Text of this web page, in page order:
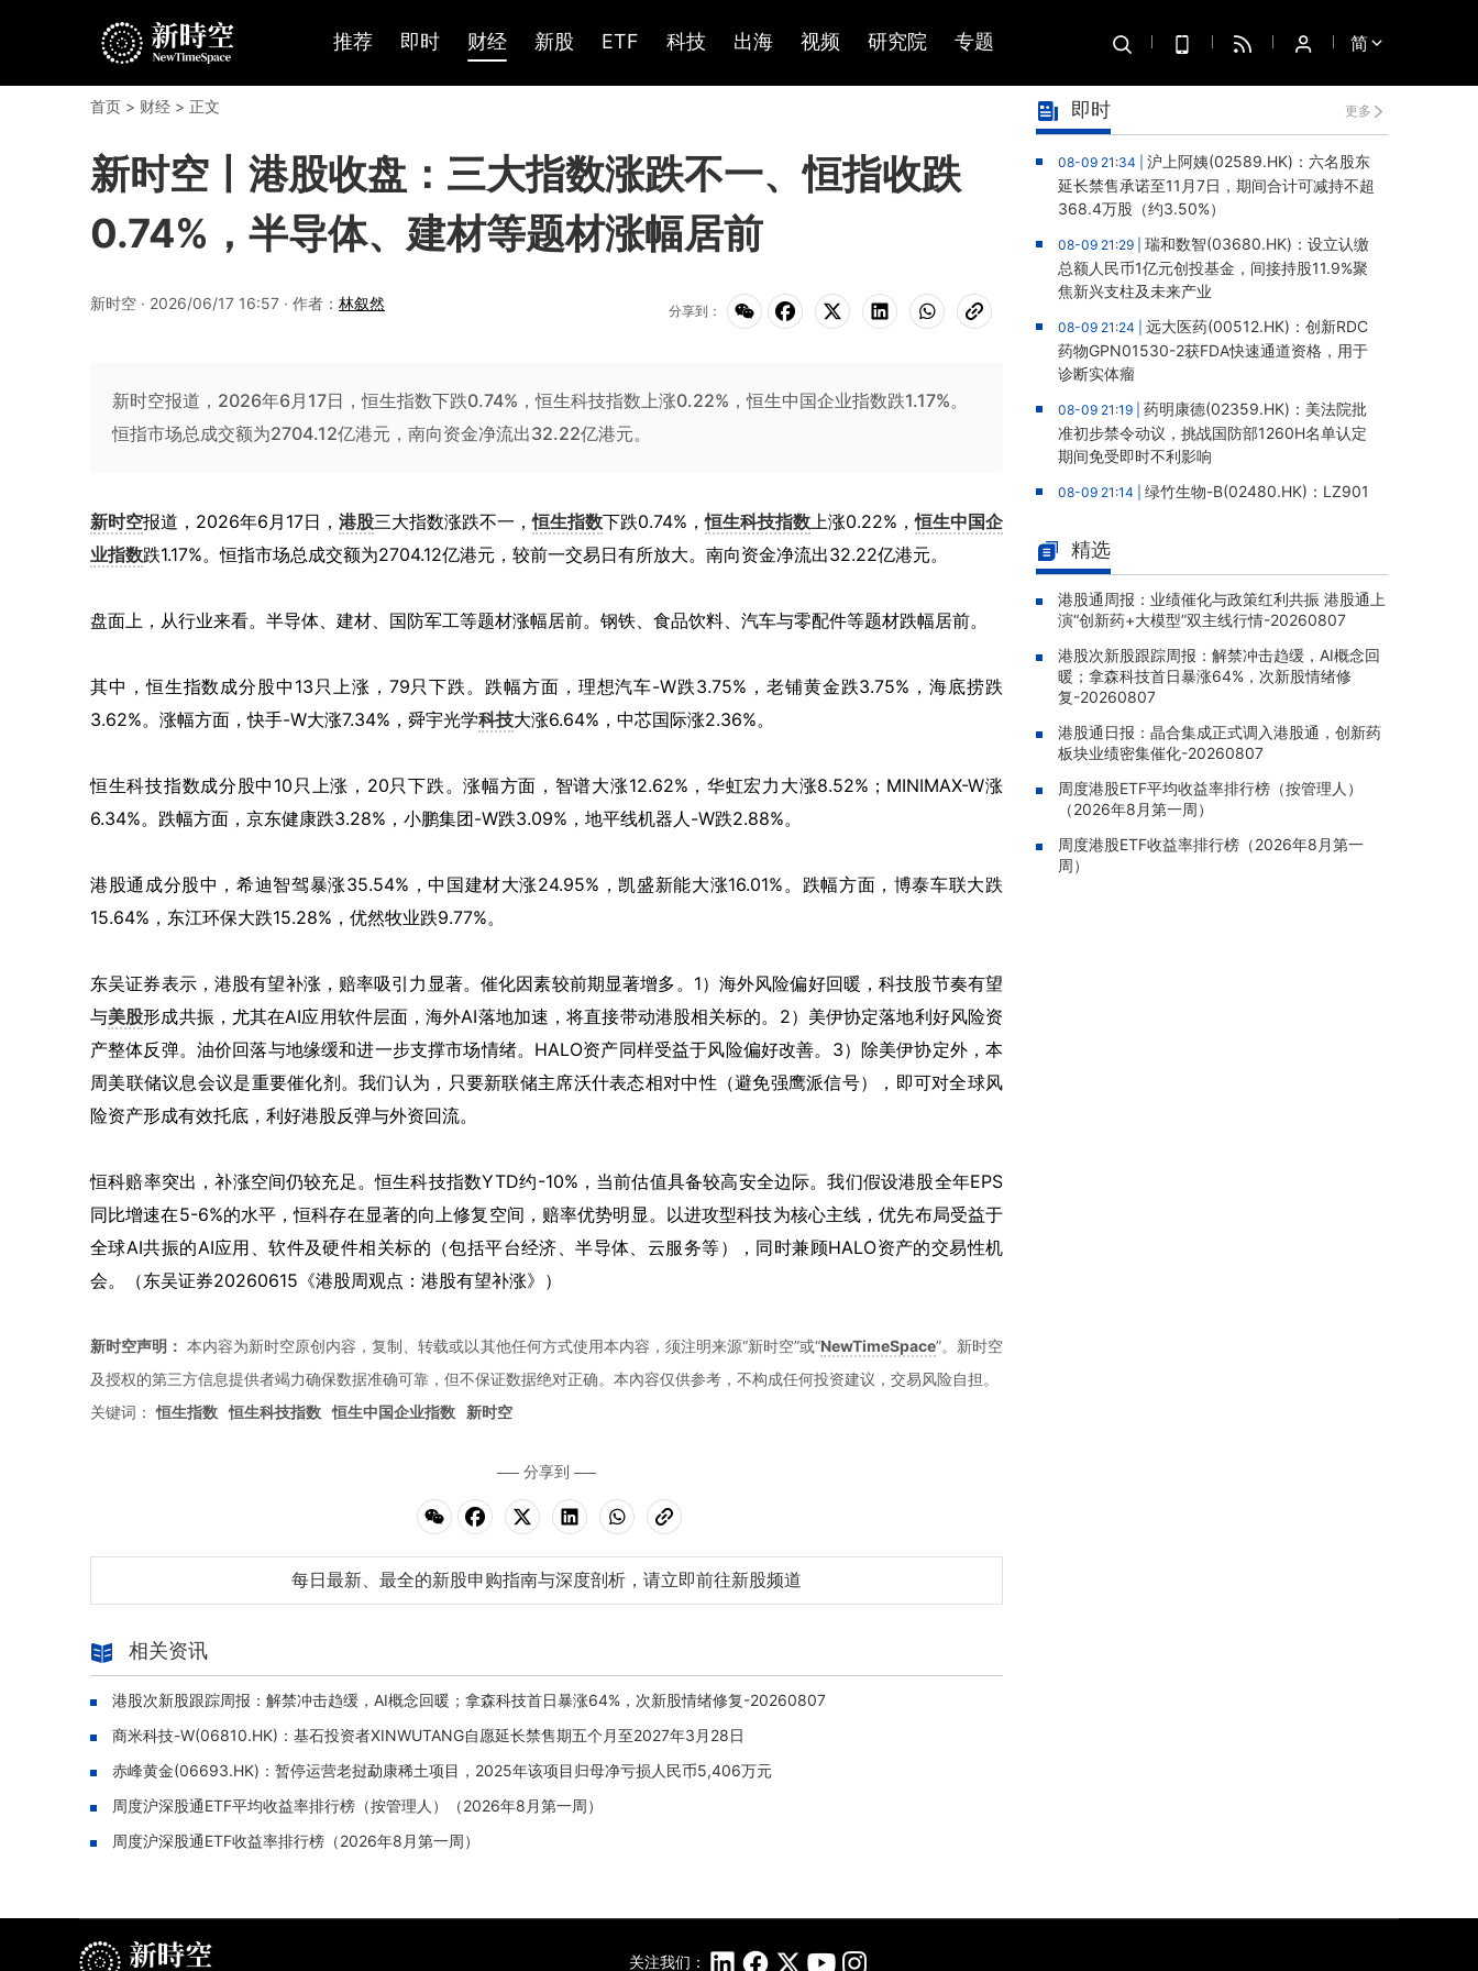
推荐 即时 财经 新股 ETF 科技 出海 视频 研究院 专题 简
首页 > 财经 > 正文
新时空丨港股收盘：三大指数涨跌不一、恒指收跌
0.74%，半导体、建材等题材涨幅居前
新时空 · 2026/06/17 16:57 · 作者： 林叙然 分享到：
新时空报道，2026年6月17日，恒生指数下跌0.74%，恒生科技指数上涨0.22%，恒生中国企业指数跌1.17%。
恒指市场总成交额为2704.12亿港元，南向资金净流出32.22亿港元。
新时空报道，2026年6月17日， 港股三大指数涨跌不一，恒生指数下跌0.74%，恒生科技指数上涨0.22%，恒生中国企
业指数跌1.17%。恒指市场总成交额为2704.12亿港元，较前一交易日有所放大。南向资金净流出32.22亿港元。
盘面上，从行业来看。半导体、建材、国防军工等题材涨幅居前。钢铁、食品饮料、汽车与零配件等题材跌幅居前。
其中，恒生指数成分股中13只上涨，79只下跌。跌幅方面，理想汽车-W跌3.75%，老铺黄金跌3.75%，海底捞跌
3.62%。涨幅方面，快手-W大涨7.34%，舜宇光学科技大涨6.64%，中芯国际涨2.36%。
恒生科技指数成分股中10只上涨，20只下跌。涨幅方面，智谱大涨12.62%，华虹宏力大涨8.52%；MINIMAX-W涨
6.34%。跌幅方面，京东健康跌3.28%，小鹏集团-W跌3.09%，地平线机器人-W跌2.88%。
港股通成分股中，希迪智驾暴涨35.54%，中国建材大涨24.95%，凯盛新能大涨16.01%。跌幅方面，博泰车联大跌
15.64%，东江环保大跌15.28%，优然牧业跌9.77%。
东吴证券表示，港股有望补涨，赔率吸引力显著。催化因素较前期显著增多。1）海外风险偏好回暖，科技股节奏有望
与美股形成共振，尤其在AI应用软件层面，海外AI落地加速，将直接带动港股相关标的。2）美伊协定落地利好风险资
产整体反弹。油价回落与地缘缓和进一步支撑市场情绪。HALO资产同样受益于风险偏好改善。3）除美伊协定外，本
周美联储议息会议是重要催化剂。我们认为，只要新联储主席沃什表态相对中性（避免强鹰派信号），即可对全球风
险资产形成有效托底，利好港股反弹与外资回流。
恒科赔率突出，补涨空间仍较充足。恒生科技指数YTD约-10%，当前估值具备较高安全边际。我们假设港股全年EPS
同比增速在5-6%的水平，恒科存在显著的向上修复空间，赔率优势明显。以进攻型科技为核心主线，优先布局受益于
全球AI共振的AI应用、软件及硬件相关标的（包括平台经济、半导体、云服务等），同时兼顾HALO资产的交易性机
会。（东吴证券20260615《港股周观点：港股有望补涨》）
新时空声明： 本内容为新时空原创内容，复制、转载或以其他任何方式使用本内容，须注明来源“新时空”或“NewTimeSpace”。新时空
及授权的第三方信息提供者竭力确保数据准确可靠，但不保证数据绝对正确。本內容仅供参考，不构成任何投资建议，交易风险自担。
关键词： 恒生指数 恒生科技指数 恒生中国企业指数 新时空
分享到
每日最新、最全的新股申购指南与深度剖析，请立即前往新股频道
相关资讯
港股次新股跟踪周报：解禁冲击趋缓，AI概念回暖；拿森科技首日暴涨64%，次新股情绪修复-20260807
商米科技-W(06810.HK)：基石投资者XINWUTANG自愿延长禁售期五个月至2027年3月28日
赤峰黄金(06693.HK)：暂停运营老挝勐康稀土项目，2025年该项目归母净亏损人民币5,406万元
周度沪深股通ETF平均收益率排行榜（按管理人）（2026年8月第一周）
周度沪深股通ETF收益率排行榜（2026年8月第一周）
即时 更多
08-09 21:34 | 沪上阿姨(02589.HK)：六名股东
延长禁售承诺至11月7日，期间合计可减持不超
368.4万股（约3.50%）
08-09 21:29 | 瑞和数智(03680.HK)：设立认缴
总额人民币1亿元创投基金，间接持股11.9%聚
焦新兴支柱及未来产业
08-09 21:24 | 远大医药(00512.HK)：创新RDC
药物GPN01530-2获FDA快速通道资格，用于
诊断实体瘤
08-09 21:19 | 药明康德(02359.HK)：美法院批
准初步禁令动议，挑战国防部1260H名单认定
期间免受即时不利影响
08-09 21:14 | 绿竹生物-B(02480.HK)：LZ901
刊，总体保护效力91.6%
08-09 20:06 |港股通周报：业绩催化与政策红
利共振 港股通上演“创新药+大模型”双主线行
情-20260807
08-09 19:28 |港股次新股跟踪周报：解禁冲击趋
缓，AI概念回暖；拿森科技首日暴涨64%，次
新股情绪修复-20260807
08-07 22:06 | 民富国际(08511.HK)：25/26年
年报股东应占亏损835.1万港元，亏损同比收窄
69.45%
08-07 22:04 | 商米科技-W(06810.HK)：基石投
资者XINWUTANG自愿延长禁售期五个月至20
27年3月28日
精选
港股通周报：业绩催化与政策红利共振 港股通上
演“创新药+大模型”双主线行情-20260807
港股次新股跟踪周报：解禁冲击趋缓，AI概念回
暖；拿森科技首日暴涨64%，次新股情绪修
复-20260807
港股通日报：晶合集成正式调入港股通，创新药
板块业绩密集催化-20260807
周度港股ETF平均收益率排行榜（按管理人）
（2026年8月第一周）
周度港股ETF收益率排行榜（2026年8月第一
周）
关注我们：